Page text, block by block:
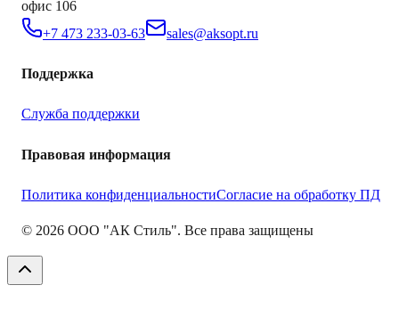
офис 106
+7 473 233-03-63
sales@aksopt.ru
Поддержка
Служба поддержки
Правовая информация
Политика конфиденциальностиСогласие на обработку ПД
© 2026 ООО "АК Стиль". Все права защищены